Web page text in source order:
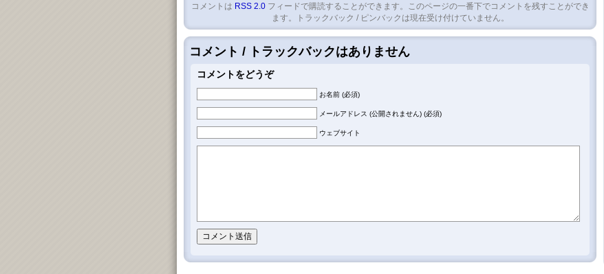
コメントは RSS 2.0フィードで購読することができます。このページの一番下でコメントを残すことができ
ます。トラックバック / ピンバックは現在受け付けていません。
コメント / トラックバックはありません
コメントをどうぞ
お名前 (必須)
メールアドレス (公開されません) (必須)
ウェブサイト